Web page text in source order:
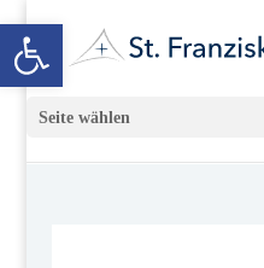
Open toolbar
Seite wählen